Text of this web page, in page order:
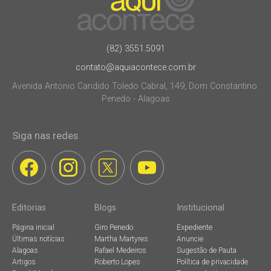
(82) 3551.5091
contato@aquiacontece.com.br
Avenida Antonio Candido Toledo Cabral, 149, Dom Constantino.
Penedo - Alagoas
Siga nas redes
Editorias
Página inicial
Últimas notícias
Alagoas
Artigos
Blogs
Giro Penedo
Martha Martyres
Rafael Medeiros
Roberto Lopes
Institucional
Expediente
Anuncie
Sugestão de Pauta
Política de privacidade